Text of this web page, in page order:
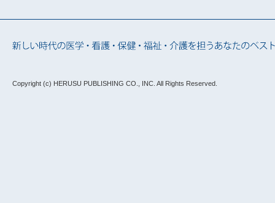
Copyright (c) HERUSU PUBLISHING CO., INC. All Rights Reserved.